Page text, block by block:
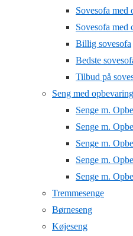
Sovesofa med
Sovesofa med
Billig sovesofa
Bedste
Tilbud på
Seng med opbevaring
Senge m.
Senge m.
Senge m.
Senge m.
Senge m.
Tremmesenge
Børneseng
Køjeseng